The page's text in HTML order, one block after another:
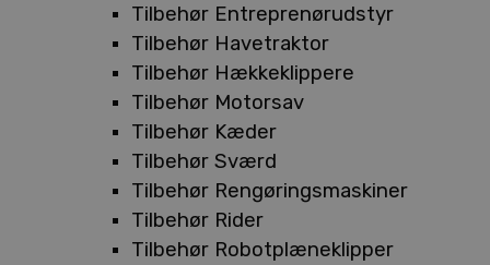
Tilbehør Entreprenørudstyr
Tilbehør Havetraktor
Tilbehør Hækkeklippere
Tilbehør Motorsav
Tilbehør Kæder
Tilbehør Sværd
Tilbehør Rengøringsmaskiner
Tilbehør Rider
Tilbehør Robotplæneklipper